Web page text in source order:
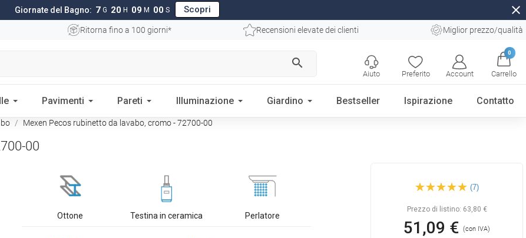
Giornate del Bagno: 7 G 20 H 08 M 59 S Scopri close
Ritorna fino a 100 giorni* Recensioni elevate dei clienti Miglior prezzo/qualità
search
Preferito Account
0
Carrello
Aiuto
Pavimenti Pareti Illuminazione Giardino Bestseller Ispirazione Contatto
Mexen Pecos rubinetto da lavabo, cromo - 72700-00
00
Ottone Testina in ceramica Perlatore
Mexen Pecos rubinetto da
lavabo, cromo - 72700-00
(7)
Prezzo di listino: 63,80 €
51,09 €(con IVA)